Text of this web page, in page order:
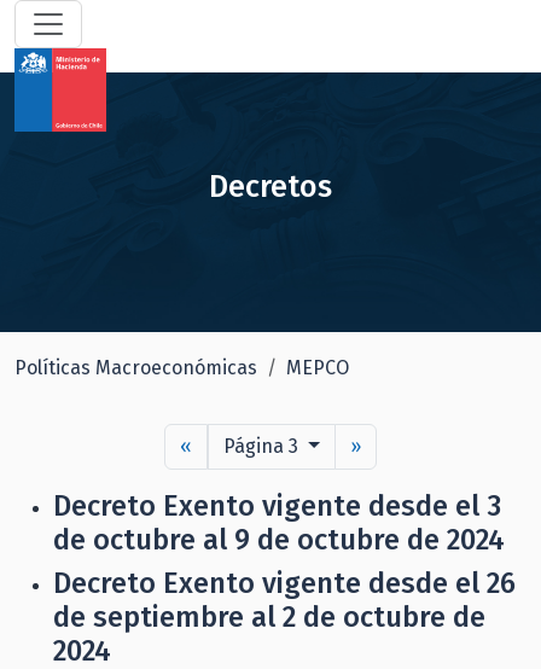
Decretos
Políticas Macroeconómicas MEPCO
« Página 3 »
Decreto Exento vigente desde el 3
de octubre al 9 de octubre de 2024
Decreto Exento vigente desde el 26
de septiembre al 2 de octubre de
2024